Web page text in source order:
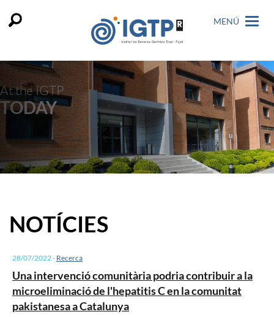
MENÚ
At the IGTP
TODAY
NOTÍCIES
28/07/2022- Recerca
Una intervenció comunitària podria contribuir a la
microeliminació de l'hepatitis C en la comunitat
pakistanesa a Catalunya